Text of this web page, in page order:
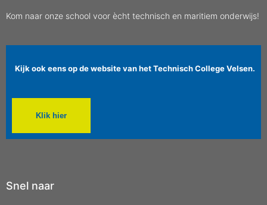
Kom naar onze school voor ècht technisch en maritiem onderwijs!
Kijk ook eens op de website van het Technisch College Velsen.
Klik hier
Snel naar